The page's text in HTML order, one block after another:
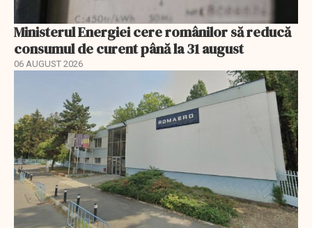
Ministerul Energiei cere românilor să reducă
consumul de curent până la 31 august
06 AUGUST 2026